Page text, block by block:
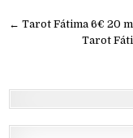
Navegación
← Tarot Fátima 6€ 20
Tarot